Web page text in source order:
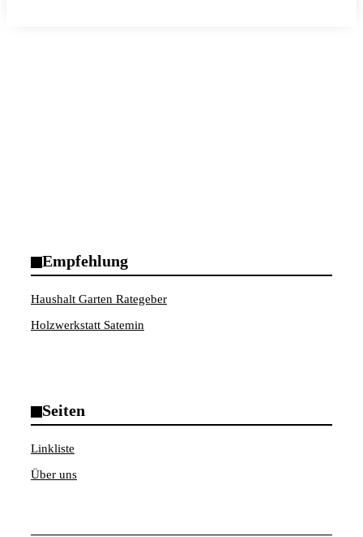
Empfehlung
Haushalt Garten Rategeber
Holzwerkstatt Satemin
Seiten
Linkliste
Über uns